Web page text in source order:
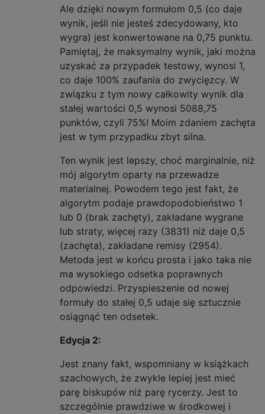
Ale dzięki nowym formułom 0,5 (co daje
wynik, jeśli nie jesteś zdecydowany, kto
wygra) jest konwertowane na 0,75 punktu.
Pamiętaj, że maksymalny wynik, jaki można
uzyskać za przypadek testowy, wynosi 1,
co daje 100% zaufania do zwycięzcy. W
związku z tym nowy całkowity wynik dla
stałej wartości 0,5 wynosi 5088,75
punktów, czyli 75%! Moim zdaniem zachęta
jest w tym przypadku zbyt silna.
Ten wynik jest lepszy, choć marginalnie, niż
mój algorytm oparty na przewadze
materialnej. Powodem tego jest fakt, że
algorytm podaje prawdopodobieństwo 1
lub 0 (brak zachęty), zakładane wygrane
lub straty, więcej razy (3831) niż daje 0,5
(zachęta), zakładane remisy (2954).
Metoda jest w końcu prosta i jako taka nie
ma wysokiego odsetka poprawnych
odpowiedzi. Przyspieszenie od nowej
formuły do ​​stałej 0,5 udaje się sztucznie
osiągnąć ten odsetek.
Edycja 2:
Jest znany fakt, wspomniany w książkach
szachowych, że zwykle lepiej jest mieć
parę biskupów niż parę rycerzy. Jest to
szczególnie prawdziwe w środkowej i